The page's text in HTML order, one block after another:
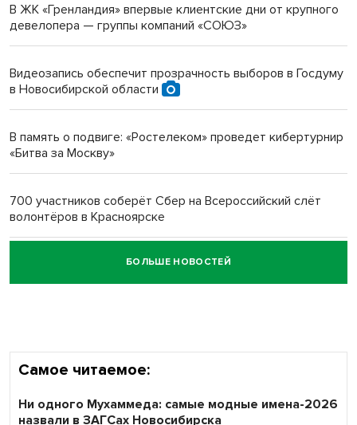
Инвалид получил условный срок за избиение врачей
Новосибирский преподаватель с женой вошли в топ-16
Обновлённое отделение ВТБ открылось в Искитиме
В ЖК «Гренландия» впервые клиентские дни от крупного
девелопера — группы компаний «СОЮЗ»
Видеозапись обеспечит прозрачность выборов в Госдуму
в Новосибирской области
В память о подвиге: «Ростелеком» проведет кибертурнир
«Битва за Москву»
700 участников соберёт Сбер на Всероссийский слёт
волонтёров в Красноярске
Честный выбор: видеонаблюдение обеспечит
объективность результатов ЕДГ в Новосибирской
БОЛЬШЕ НОВОСТЕЙ
Самое читаемое:
Ни одного Мухаммеда: самые модные имена-2026
назвали в ЗАГСах Новосибирска